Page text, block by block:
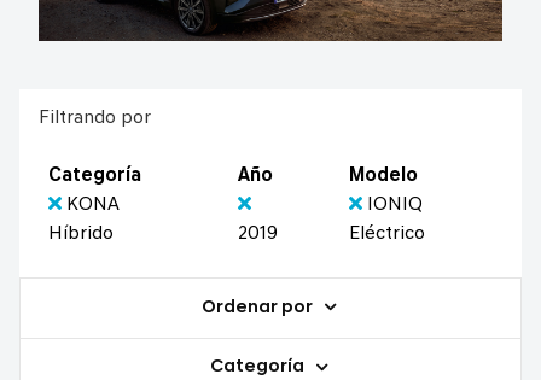
Filtrando por
Categoría
KONA
Híbrido
Año
2019
Modelo
IONIQ
Eléctrico
Ordenar por
Categoría